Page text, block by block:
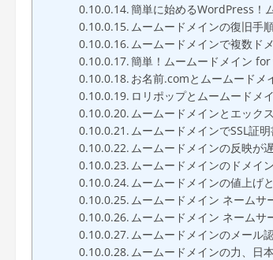
簡単に始めるWordPress！
ムームードメインの復旧手
ムームードメインで複数ド
簡単！ムームードメイン
お名前.comとムームードメ
ロリポップとムームードメ
ムームードメインとエック
ムームードメインでSSL証
ムームードメインの反映が
ムームードメインのドメイ
ムームードメインの値上げ
ムームードメイン ネーム
ムームードメイン ネーム
ムームードメインのメール
ムームードメインの力、日